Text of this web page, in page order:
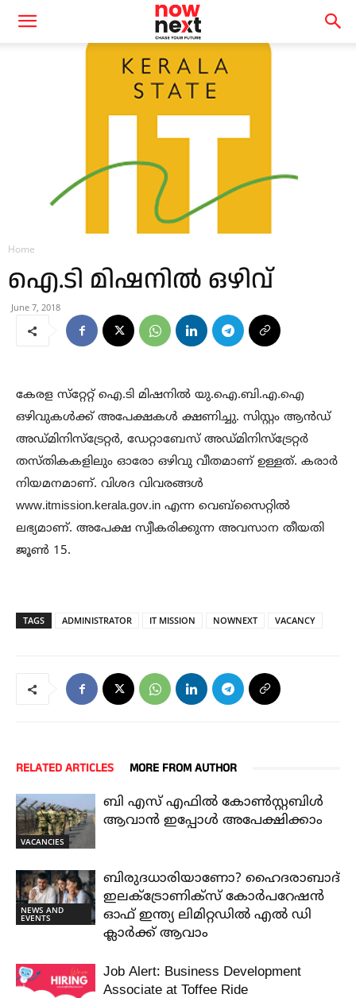
Home
ഐ.ടി മിഷനിൽ ഒഴിവ്
June 7, 2018
കേരള സ്‌റ്റേറ്റ് ഐ.ടി മിഷനിൽ യു.ഐ.ബി.എ.ഐ
ഒഴിവുകൾക്ക് അപേക്ഷകൾ ക്ഷണിച്ചു. സിസ്റ്റം ആൻഡ്
അഡ്‌മിനിസ്‌ട്രേറ്റർ, ഡേറ്റാബേസ് അഡ്‌മിനിസ്‌ട്രേറ്റർ
തസ്തികകളിലും ഓരോ ഒഴിവു വീതമാണ് ഉള്ളത്. കരാർ
നിയമനമാണ്. വിശദ വിവരങ്ങൾ
www.itmission.kerala.gov.in എന്ന വെബ്‌സൈറ്റിൽ
ലഭ്യമാണ്. അപേക്ഷ സ്വീകരിക്കുന്ന അവസാന തീയതി
ജൂൺ 15.
TAGS ADMINISTRATOR IT MISSION NOWNEXT VACANCY
RELATED ARTICLES MORE FROM AUTHOR
VACANCIES
ബി എസ് എഫിൽ കോൺസ്റ്റബിൾ
ആവാൻ ഇപ്പോൾ അപേക്ഷിക്കാം
NEWS AND
EVENTS
ബിരുദധാരിയാണോ? ഹൈദരാബാദ്
ഇലക്ട്രോണിക്സ് കോർപറേഷൻ
ഓഫ് ഇന്ത്യ ലിമിറ്റഡിൽ എൽ ഡി
ക്ലാർക്ക് ആവാം
Job Alert: Business Development
Associate at Toffee Ride